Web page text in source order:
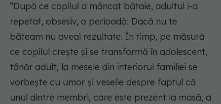
”După ce copilul a mâncat bătaie, adultul i-a
repetat, obsesiv, o perioadă: Dacă nu te
băteam nu aveai rezultate. În timp, pe măsură
ce copilul crește și se transformă în adolescent,
tânăr adult, la mesele din interiorul familiei se
vorbește cu umor și veselie despre faptul că
unul dintre membri, care este prezent la masă, a